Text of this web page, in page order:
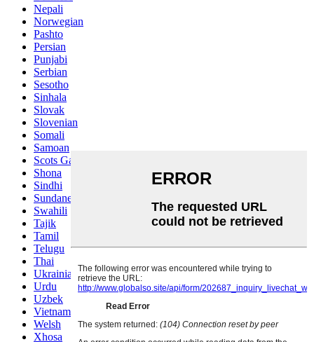
Nepali
Norwegian
Pashto
Persian
Punjabi
Serbian
Sesotho
Sinhala
Slovak
Slovenian
Somali
Samoan
Scots Gaelic
Shona
Sindhi
Sundanese
Swahili
Tajik
Tamil
Telugu
Thai
Ukrainian
Urdu
Uzbek
Vietnamese
Welsh
Xhosa